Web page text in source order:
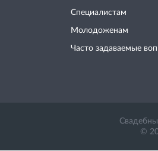
Специалистам
Молодоженам
Часто задаваемые
©